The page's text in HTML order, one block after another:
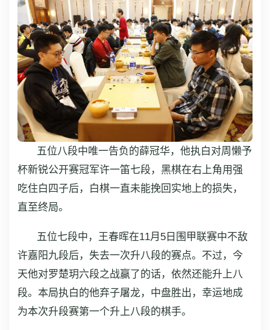
五位八段中唯一告负的薛冠华，他执白对周懒予
杯新锐公开赛冠军许一笛七段，黑棋在右上角用强
吃住白四子后，白棋一直未能挽回实地上的损失，
直至终局。
五位七段中，王春晖在11月5日围甲联赛中不敌
许嘉阳九段后，失去一次升八段的赛点。不过，今
天他对罗楚玥六段之战赢了的话，依然还能升上八
段。本局执白的他弃子屠龙，中盘胜出，幸运地成
为本次升段赛第一个升上八段的棋手。